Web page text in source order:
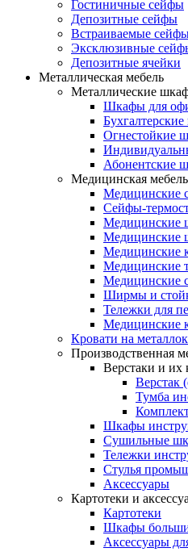
Гостиничные сейфы
Депозитные сейфы
Встраиваемые
Эксклюзивные
Депозитные ячейки
Металлическая мебель
Металлические
Шкафы для
Огнестойкие
Абонентские
Медицинская мебель
Медицинские
Сейфы-
Медицинские
Медицинские
Медицинские
Медицинские
Медицинские
Ширмы и
Тележки для
Медицинские
Кровати на
Производственная
Верстаки и
Верстак
Тумба
Шкафы
Сушильные
Тележки
Стулья
Аксессуары
Картотеки и
Картотеки
Шкафы
Аксессуары